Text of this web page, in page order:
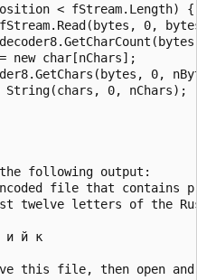
< fStream.Length) {
0,
new char[nChars];
0,
+= new
following output:
file that contains
letters of the
й к